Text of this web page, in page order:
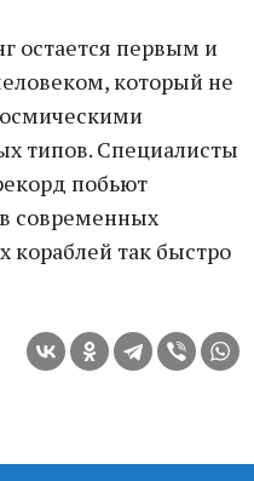
остается первым и
который не
типов. Специалисты
побьют
современных
кораблей так быстро